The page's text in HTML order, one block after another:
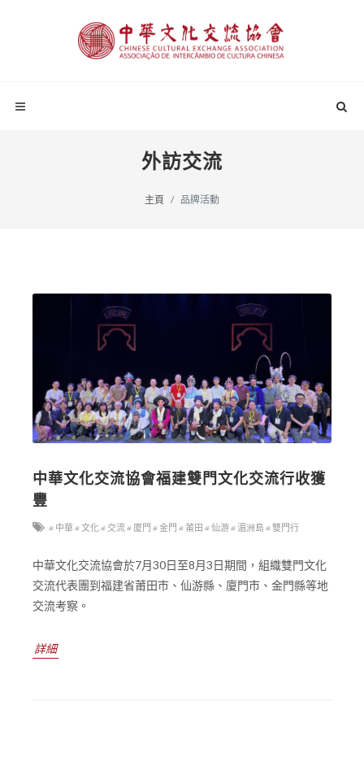
外訪交流
主頁 品牌活動
中華文化交流協會福建雙門文化交流行收獲
豐
# 中華# 文化# 交流# 廈門 # 金門 # 莆田 # 仙游# 湄洲島# 雙門行
中華文化交流協會於7月30日至8月3日期間，組織雙門文化
交流代表團到福建省莆田巿、仙游縣、廈門市、金門縣等地
交流考察。
詳細